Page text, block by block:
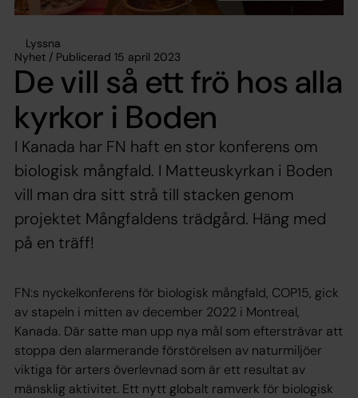
Lyssna
Nyhet / Publicerad 15 april 2023
De vill så ett frö hos alla
kyrkor i Boden
I Kanada har FN haft en stor konferens om
biologisk mångfald. I Matteuskyrkan i Boden
vill man dra sitt strå till stacken genom
projektet Mångfaldens trädgård. Häng med
på en träff!
FN:s nyckelkonferens för biologisk mångfald, COP15, gick
av stapeln i mitten av december 2022 i Montreal,
Kanada. Där satte man upp nya mål som eftersträvar att
stoppa den alarmerande förstörelsen av naturmiljöer
viktiga för arters överlevnad som är ett resultat av
mänsklig aktivitet. Ett nytt globalt ramverk för biologisk